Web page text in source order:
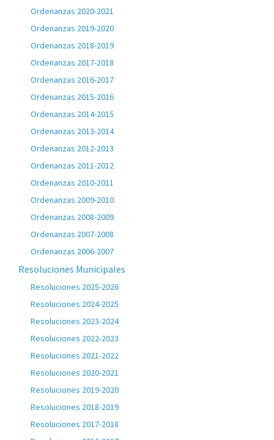
Ordenanzas 2020-2021
Ordenanzas 2019-2020
Ordenanzas 2018-2019
Ordenanzas 2017-2018
Ordenanzas 2016-2017
Ordenanzas 2015-2016
Ordenanzas 2014-2015
Ordenanzas 2013-2014
Ordenanzas 2012-2013
Ordenanzas 2011-2012
Ordenanzas 2010-2011
Ordenanzas 2009-2010
Ordenanzas 2008-2009
Ordenanzas 2007-2008
Ordenanzas 2006-2007
Resoluciones Municipales
Resoluciones 2025-2026
Resoluciones 2024-2025
Resoluciones 2023-2024
Resoluciones 2022-2023
Resoluciones 2021-2022
Resoluciones 2020-2021
Resoluciones 2019-2020
Resoluciones 2018-2019
Resoluciones 2017-2018